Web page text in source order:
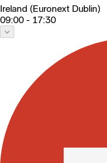
Ireland (Euronext Dublin)
09:00 - 17:30